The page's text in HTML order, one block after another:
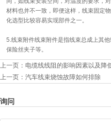
材料也并不一致，即便这样，线束固定
化选型比较容易实现部件之一。
5.线束附件线束附件是指线束总成上其
保险丝夹子等。
上一页： 电缆线线阻的影响因素以及降
上一页： 汽车线束烧蚀故障如何排除
询问